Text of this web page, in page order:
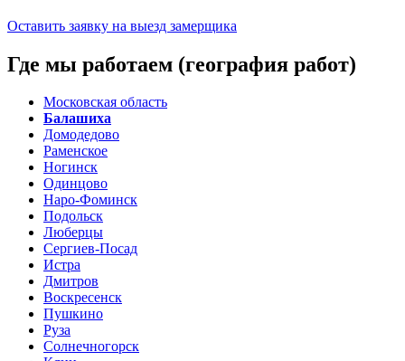
Оставить заявку на выезд замерщика
Где мы работаем (география работ)
Московская область
Балашиха
Домодедово
Раменское
Ногинск
Одинцово
Наро-Фоминск
Подольск
Люберцы
Сергиев-Посад
Истра
Дмитров
Воскресенск
Пушкино
Руза
Солнечногорск